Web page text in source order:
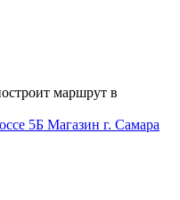
маршрут в
5Б Магазин г. Самара